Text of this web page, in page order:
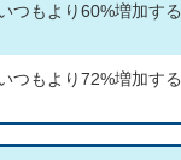
つもより60%増加する
つもより72%増加する